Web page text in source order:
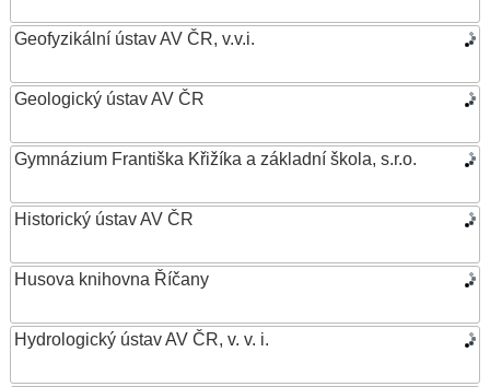
Geofyzikální ústav AV ČR, v.v.i.
Geologický ústav AV ČR
Gymnázium Františka Křižíka a základní škola, s.r.o.
Historický ústav AV ČR
Husova knihovna Říčany
Hydrologický ústav AV ČR, v. v. i.